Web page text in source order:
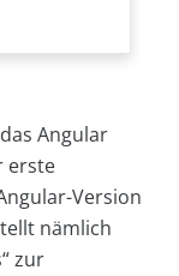
Angular
erste
Version
nämlich
zur